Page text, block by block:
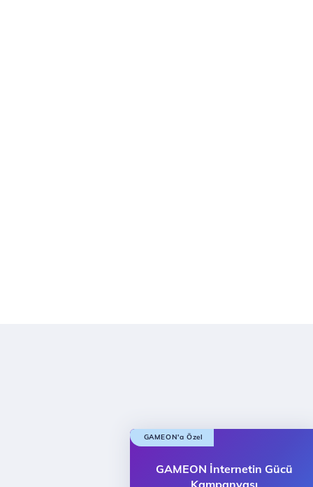
GAMEON'a Özel
GAMEON İnternetin Gücü
Kampanyası